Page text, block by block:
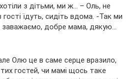
з дітьми, ми ж… – Оль, не
гості їдуть, сидіть вдома. -Так ми
заважаємо, добре мама, дякую…
Олю це в саме серце вразило,
тих гостей, чи мамі щось таке